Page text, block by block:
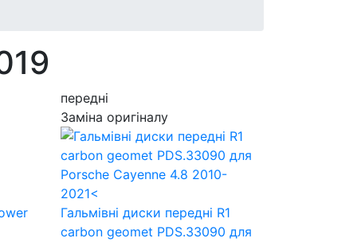
передні
Заміна оригіналу
Гальмівні диски передні R1
carbon geomet PDS.33090 для